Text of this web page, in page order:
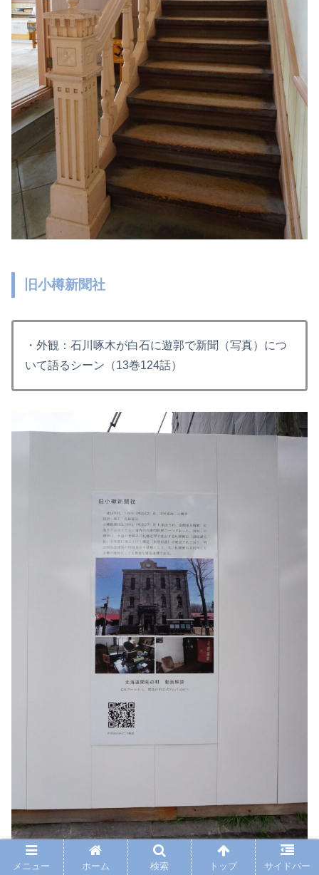
旧小樽新聞社
・外観：石川啄木が白石に遊郭で新聞（写真）につ
いて語るシーン（13巻124話）
メニュー ホーム 検索 トップ サイドバー